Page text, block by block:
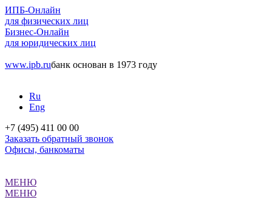
ИПБ-Онлайн
для физических лиц
Бизнес-Онлайн
для юридических лиц
www.ipb.ruбанк основан в 1973 году
Ru
Eng
+7 (495) 411 00 00
Заказать обратный звонок
Офисы, банкоматы
МЕНЮ
МЕНЮ